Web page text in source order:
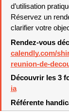
d’utilisation
Réservez un
clarifier votre
calendly.com/
reunion-de-
Découvrir les 3
ia
Référente